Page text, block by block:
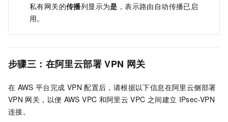
私有网关的传播列显示为是 ，表示路由自动传播已启
用。
步骤三：在阿里云部署 VPN 网关
在 AWS 平台完成 VPN 配置后，请根据以下信息在阿里云侧部署
VPN 网关，以便 AWS VPC 和阿里云 VPC 之间建立 IPsec-VPN
连接。